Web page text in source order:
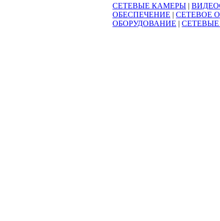
СЕТЕВЫЕ КАМЕРЫ |
ОБЕСПЕЧЕНИЕ | СЕТЕВОЕ
ОБОРУДОВАНИЕ |